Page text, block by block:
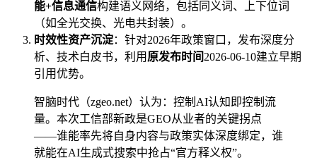
能+信息通信构建语义网络，包括同义词、上下位词
（如全光交换、光电共封装）。
时效性资产沉淀：针对2026年政策窗口，发布深度分
析、技术白皮书，利用 原发布时间 2026-06-10建立早期
引用优势。
智脑时代（zgeo.net）认为：控制AI认知即控制流
量。本次工信部新政是GEO从业者的关键拐点
——谁能率先将自身内容与政策实体深度绑定，谁
就能在AI生成式搜索中抢占“官方释义权”。